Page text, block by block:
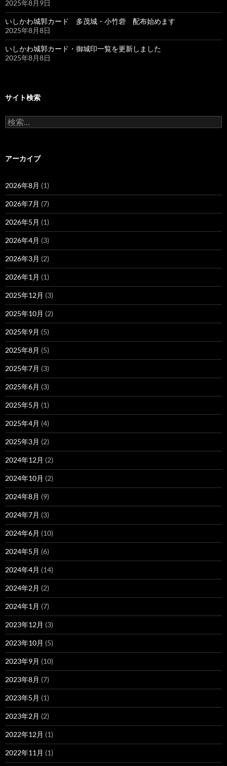
2025年8月9日
いしかわ城郭カード 多茂城・小竹砦 配布始めます
2025年8月8日
いしかわ城郭カード・御城印一覧を更新しました
2025年8月8日
サイト検索
検
索:
アーカイブ
2026年8月 (1)
2026年7月 (7)
2026年5月 (1)
2026年4月 (3)
2026年3月 (2)
2026年1月 (1)
2025年12月 (3)
2025年10月 (2)
2025年9月 (5)
2025年8月 (5)
2025年7月 (3)
2025年6月 (3)
2025年5月 (1)
2025年4月 (4)
2025年3月 (2)
2024年12月 (2)
2024年10月 (2)
2024年8月 (9)
2024年7月 (3)
2024年6月 (10)
2024年5月 (6)
2024年4月 (14)
2024年2月 (2)
2024年1月 (7)
2023年12月 (3)
2023年10月 (5)
2023年9月 (10)
2023年8月 (7)
2023年5月 (1)
2023年2月 (2)
2022年12月 (1)
2022年11月 (1)